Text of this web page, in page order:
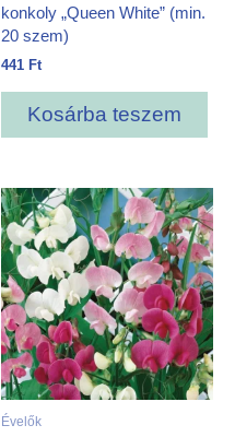
konkoly „Queen White” (min.
20 szem)
441 Ft
Kosárba teszem
Évelők